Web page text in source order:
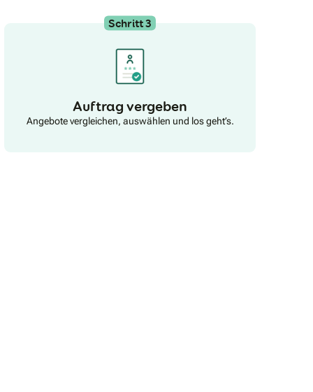
Schritt 3
Auftrag vergeben
Angebote vergleichen, auswählen und los geht’s.